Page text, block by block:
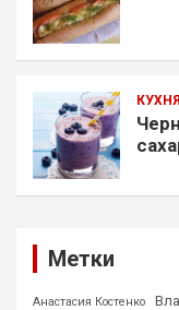
КУХНЯ
Метки
Анастасия Костенко